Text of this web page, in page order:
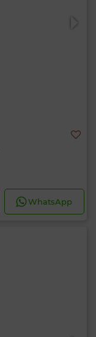
WhatsApp